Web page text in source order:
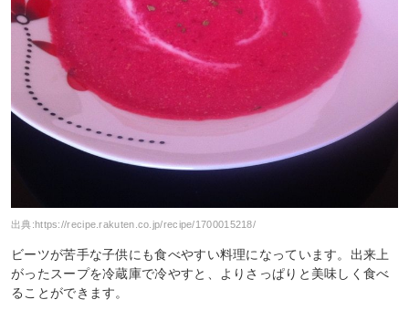
出典:https://recipe.rakuten.co.jp/recipe/1700015218/
ビーツが苦手な子供にも食べやすい料理になっています。出来上
がったスープを冷蔵庫で冷やすと、よりさっぱりと美味しく食べ
ることができます。